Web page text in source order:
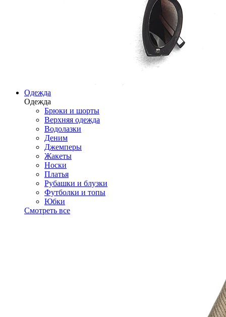
Одежда
Одежда
Брюки и шорты
Верхняя одежда
Водолазки
Деним
Джемперы
Жакеты
Носки
Платья
Рубашки и блузки
Футболки и топы
Юбки
Смотреть все